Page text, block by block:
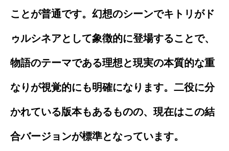
ことが普通です。幻想のシーンでキトリがド
ゥルシネアとして象徴的に登場することで、
物語のテーマである理想と現実の本質的な重
なりが視覚的にも明確になります。二役に分
かれている版本もあるものの、現在はこの結
合バージョンが標準となっています。